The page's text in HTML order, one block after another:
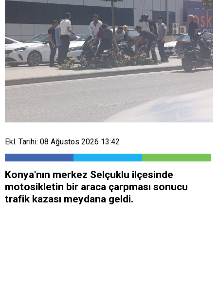
Ekl. Tarihi: 08 Ağustos 2026 13:42
Konya'nın merkez Selçuklu ilçesinde
motosikletin bir araca çarpması sonucu
trafik kazası meydana geldi.